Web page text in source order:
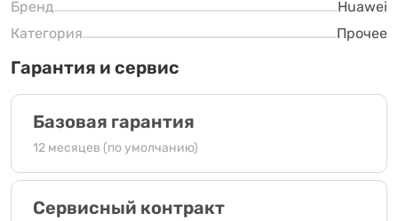
Бренд
Huawei
Категория
Прочее
Гарантия и сервис
Базовая гарантия
12 месяцев (по умолчанию)
Сервисный контракт